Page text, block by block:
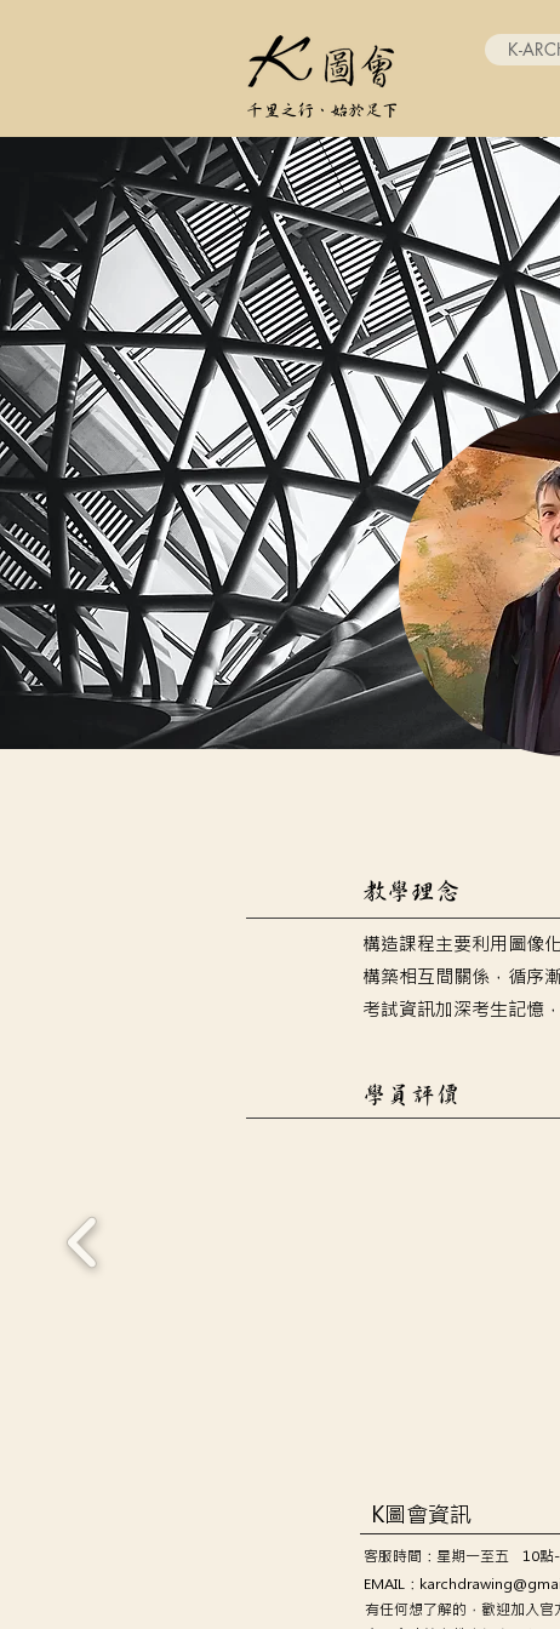
千里之行、始於足下
K-
​教學理念
構造課程主要利用圖像
構築相互間關係，循序
考試資訊加深考生記憶
學員評價
K圖會資訊
客服時間：星期一至五 10點
EMAIL：
有任何想了解的，歡迎加入官